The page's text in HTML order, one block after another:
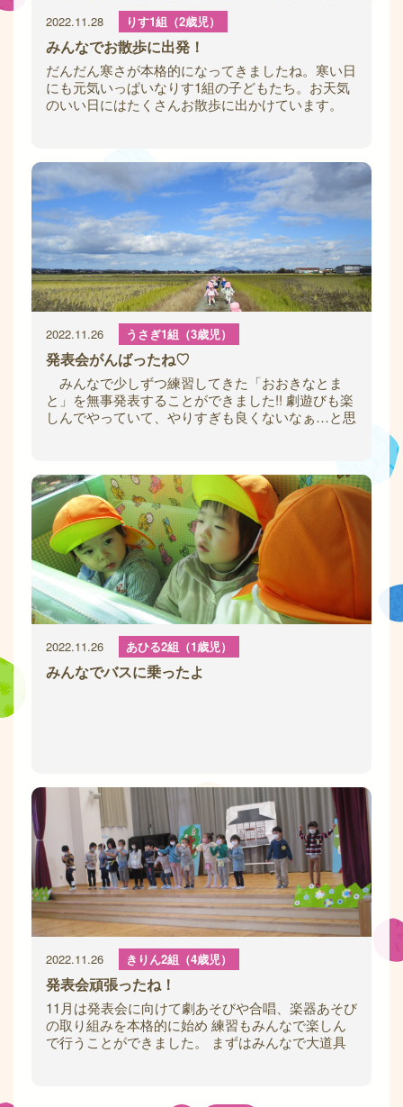
2022.11.28 りす1組（2歳児）
みんなでお散歩に出発！
だんだん寒さが本格的になってきましたね。寒い日
にも元気いっぱいなりす1組の子どもたち。お天気
のいい日にはたくさんお散歩に出かけています。
2022.11.26 うさぎ1組（3歳児）
発表会がんばったね♡
みんなで少しずつ練習してきた「おおきなとま
と」を無事発表することができました!! 劇遊びも楽
しんでやっていて、やりすぎも良くないなぁ…と思
2022.11.26 あひる2組（1歳児）
みんなでバスに乗ったよ
2022.11.26 きりん2組（4歳児）
発表会頑張ったね！
11月は発表会に向けて劇あそびや合唱、楽器あそび
の取り組みを本格的に始め 練習もみんなで楽しん
で行うことができました。 まずはみんなで大道具